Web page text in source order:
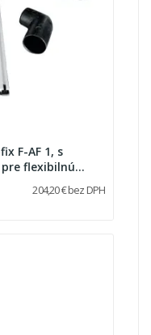
F-AF 1, s
flexibilnú
204,20 € bez DPH